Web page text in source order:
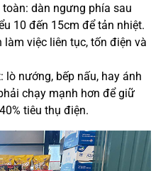
dàn ngưng phía sau
10 đến 15cm để tản nhiệt.
làm việc liên tục, tốn điện và
lò nướng, bếp nấu, hay ánh
chạy mạnh hơn để giữ
tiêu thụ điện.